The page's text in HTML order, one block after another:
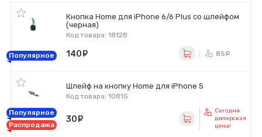
Кнопка Home для iPhone 6/6 Plus со шлейфом
(черная)
Код товара: 18128
Популярное 140 85
Шлейф на кнопку Home для iPhone 5
Код товара: 10815
Популярное
Распродажа
30
Сегодня
дилерская
цена!